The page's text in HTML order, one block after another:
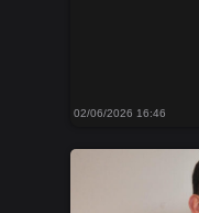
02/06/2026 16:46